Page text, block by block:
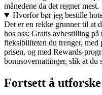
månedene da det regner mest.
Hvorfor bør jeg bestille
Det er en rekke grunner til at
hos oss: Gratis avbestilling
fleksibiliteten du trenger, med
prisen, og med Rewards-
bonusovernattinger, slik at du
Fortsett å utforske